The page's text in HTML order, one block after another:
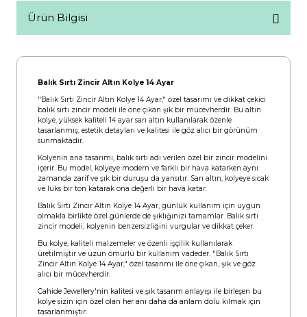
Ürün Bilgisi
Balık Sırtı Zincir Altın Kolye 14 Ayar
"Balık Sırtı Zincir Altın Kolye 14 Ayar," özel tasarımı ve dikkat çekici
balık sırtı zincir modeli ile öne çıkan şık bir mücevherdir. Bu altın
kolye, yüksek kaliteli 14 ayar sarı altın kullanılarak özenle
tasarlanmış, estetik detayları ve kalitesi ile göz alıcı bir görünüm
sunmaktadır.
Kolyenin ana tasarımı, balık sırtı adı verilen özel bir zincir modelini
içerir. Bu model, kolyeye modern ve farklı bir hava katarken aynı
zamanda zarif ve şık bir duruşu da yansıtır. Sarı altın, kolyeye sıcak
ve lüks bir ton katarak ona değerli bir hava katar.
Balık Sırtı Zincir Altın Kolye 14 Ayar, günlük kullanım için uygun
olmakla birlikte özel günlerde de şıklığınızı tamamlar. Balık sırtı
zincir modeli, kolyenin benzersizliğini vurgular ve dikkat çeker.
Bu kolye, kaliteli malzemeler ve özenli işçilik kullanılarak
üretilmiştir ve uzun ömürlü bir kullanım vadeder. "Balık Sırtı
Zincir Altın Kolye 14 Ayar," özel tasarımı ile öne çıkan, şık ve göz
alıcı bir mücevherdir.
Cahide Jewellery'nin kalitesi ve şık tasarım anlayışı ile birleşen bu
kolye sizin için özel olan her anı daha da anlam dolu kılmak için
tasarlanmıştır.